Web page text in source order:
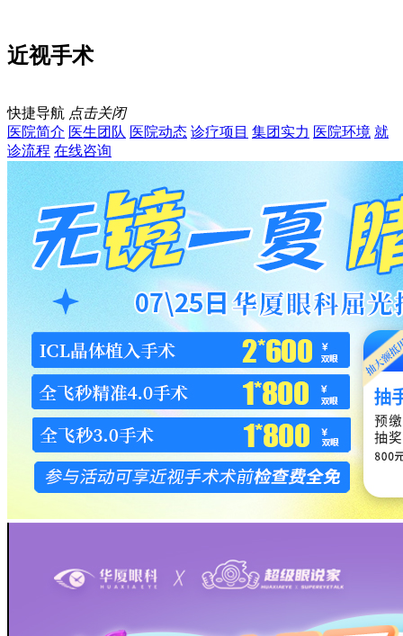
近视手术
快捷导航 点击关闭
医院简介 医生团队 医院动态 诊疗项目 集团实力 医院环境 就
诊流程 在线咨询